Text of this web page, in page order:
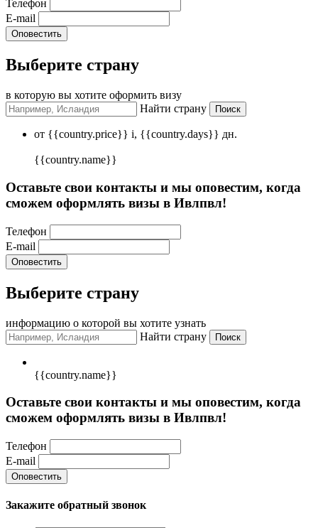
Телефон
E-mail
Выберите страну
в которую вы хотите оформить визу
Найти страну
от {{country.price}} i, {{country.days}} дн.
{{country.name}}
Оставьте свои контакты и мы оповестим, когда
сможем оформлять визы в Ивлпвл!
Телефон
E-mail
Выберите страну
информацию о которой вы хотите узнать
Найти страну
{{country.name}}
Оставьте свои контакты и мы оповестим, когда
сможем оформлять визы в Ивлпвл!
Телефон
E-mail
Закажите обратный звонок